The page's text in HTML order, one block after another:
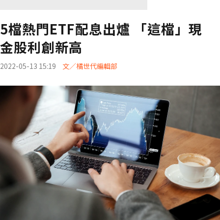
5檔熱門ETF配息出爐 「這檔」現
金股利創新高
2022-05-13 15:19 文／橘世代編輯部